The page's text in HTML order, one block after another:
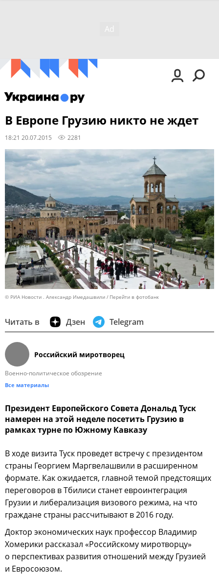
В Европе Грузию никто не ждет
18:21 20.07.2015 2281
© РИА Новости . Александр Имедашвили Перейти в фотобанк
Читать в Дзен Telegram
Российский миротворец
Военно-политическое обозрение
Все материалы
Президент Европейского Совета Дональд Туск
намерен на этой неделе посетить Грузию в
рамках турне по Южному Кавказу
В ходе визита Туск проведет встречу с президентом
страны Георгием Маргвелашвили в расширенном
формате. Как ожидается, главной темой предстоящих
переговоров в Тбилиси станет евроинтеграция
Грузии и либерализация визового режима, на что
граждане страны рассчитывают в 2016 году.
Доктор экономических наук профессор Владимир
Хомерики рассказал «Российскому миротворцу»
о перспективах развития отношений между Грузией
и Евросоюзом.